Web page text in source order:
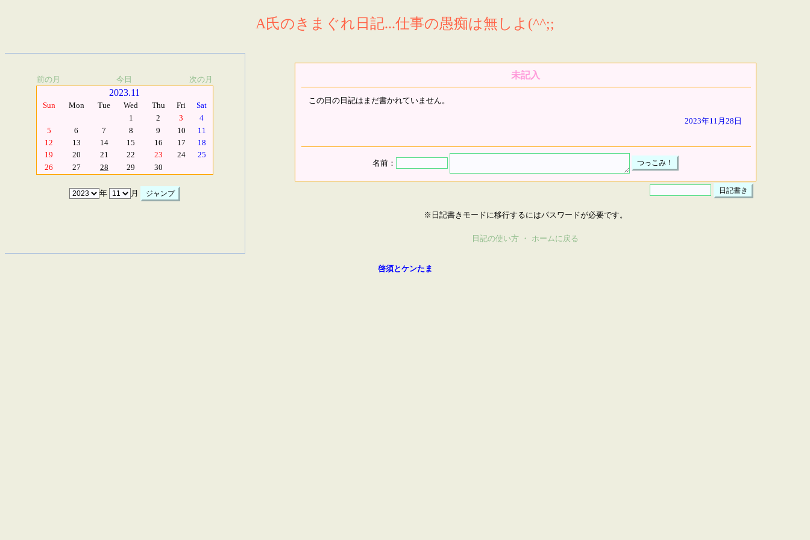
A氏のきまぐれ日記...仕事の愚痴は無しよ(^^;;
前の月 今日 次の月
2023.11
Sun Mon Tue Wed Thu Fri
Sat
1
2 3
4
5
6 7 8 9 10
11
12
13 14 15 16 17
18
19
20 21 22 23 24
25
26
27 28 29 30
年 月
未記入
この日の日記はまだ書かれていません。
2023年11月28日
名前：
※日記書きモードに移行するにはパスワードが必要です。
日記の使い方 ・ ホームに戻る
啓須とケンたま